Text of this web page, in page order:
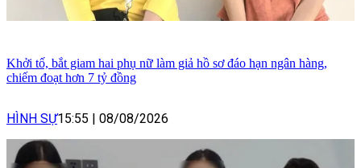
Khởi tố, bắt giam hai phụ nữ làm giả hồ sơ đáo hạn ngân hàng,
chiếm đoạt hơn 7 tỷ đồng
HÌNH SỰ15:55 08/08/2026